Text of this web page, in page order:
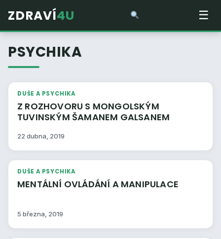
ZDRAVÍ4U ☰
PSYCHIKA
DUŠE A PSYCHIKA
Z ROZHOVORU S MONGOLSKÝM
TUVINSKÝM ŠAMANEM GALSANEM
22 dubna, 2019
DUŠE A PSYCHIKA
MENTÁLNÍ OVLÁDÁNÍ A MANIPULACE
5 března, 2019